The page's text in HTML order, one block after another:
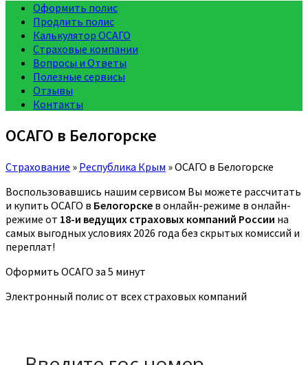
Оформить полис
Продлить полис
Калькулятор ОСАГО
Страховые компании
Вопросы и Ответы
Полезные сервисы
Отзывы
Контакты
ОСАГО в Белогорске
Страхование » Республика Крым »ОСАГО в Белогорске
Воспользовавшись нашим сервисом Вы можете рассчитать
и купить ОСАГО в Белогорске в онлайн-режиме в онлайн-
режиме от 18-и ведущих страховых компаний России на
самых выгодных условиях 2026 года без скрытых комиссий и
переплат!
Оформить ОСАГО за 5 минут
Электронный полис от всех страховых компаний